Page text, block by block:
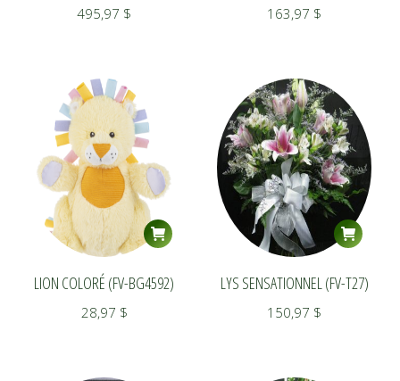
495,97 $ 163,97 $
LION COLORÉ (FV-BG4592)
28,97 $
LYS SENSATIONNEL (FV-T27)
150,97 $